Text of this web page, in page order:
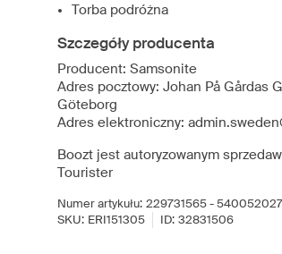
Torba podróżna
Szczegóły producenta
Producent: Samsonite
Adres pocztowy: Johan På Gårdas
Göteborg
Adres elektroniczny:
Boozt jest autoryzowanym
Tourister
Numer artykułu: 229731565 -
SKU: ERI151305 ID: 32831506